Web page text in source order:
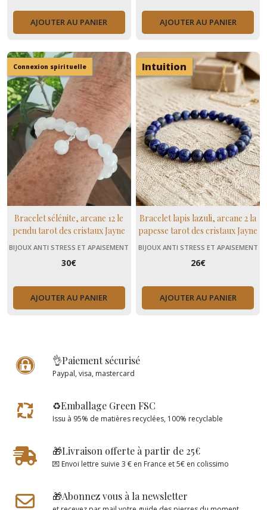
AJOUTER AU PANIER AJOUTER AU PANIER
Connexion spirituelle
Bracelet sélénite, arcane 12 le
pendu tarot des cristaux Jayne
Wallace, numérologie
BIJOUX ANTI STRESS ET APAISEMENT
30€
AJOUTER AU PANIER
Intuition
Bracelet lapis lazuli, arcane 2 la
papesse tarot des cristaux Jayne
Wallace, numérologie
BIJOUX ANTI STRESS ET APAISEMENT
26€
AJOUTER AU PANIER
👌Paiement sécurisé
Paypal, visa, mastercard
♻️Emballage Green FSC
Issu à 95% de matières recyclées, 100% recyclable
🎁Livraison offerte à partir de 25€
💌 Envoi lettre suivie 3 € en France et 5€ en colissimo
🎁Abonnez vous à la newsletter